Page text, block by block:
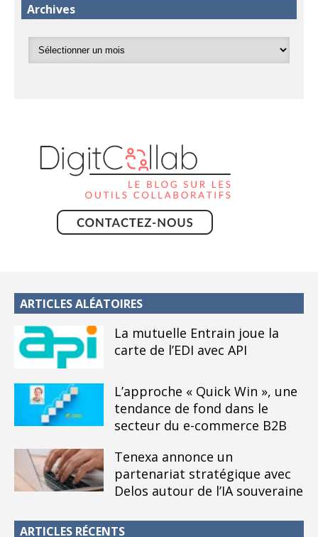
Archives
ARTICLES ALÉATOIRES
La mutuelle Entrain joue la
carte de l’EDI avec API
L’approche « Quick Win », une
tendance de fond dans le
secteur du e-commerce B2B
Tenexa annonce un
partenariat stratégique avec
Delos autour de l’IA souveraine
ARTICLES RÉCENTS